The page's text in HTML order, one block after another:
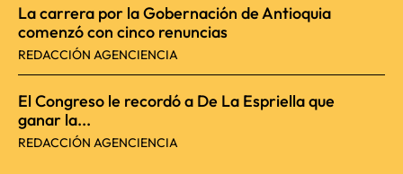
La carrera por la Gobernación de Antioquia
comenzó con cinco renuncias
REDACCIÓN AGENCIENCIA
El Congreso le recordó a De La Espriella que
ganar la...
REDACCIÓN AGENCIENCIA